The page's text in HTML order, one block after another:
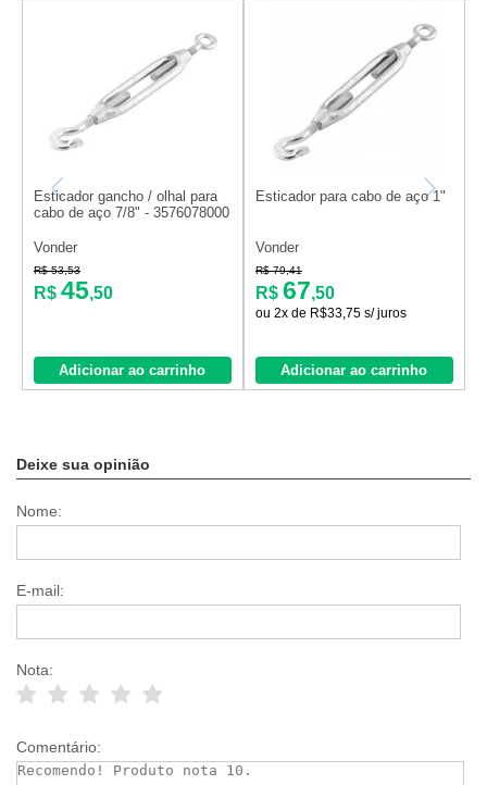
Esticador gancho / olhal para
cabo de aço 7/8" - 3576078000
Vonder
R$ 53,53
R$ 45,50
Adicionar ao carrinho
Esticador para cabo de aço 1"
Vonder
R$ 79,41
R$ 67,50
ou 2x de R$33,75 s/ juros
Adicionar ao carrinho
Deixe sua opinião
Nome:
E-mail:
Nota:
Comentário: